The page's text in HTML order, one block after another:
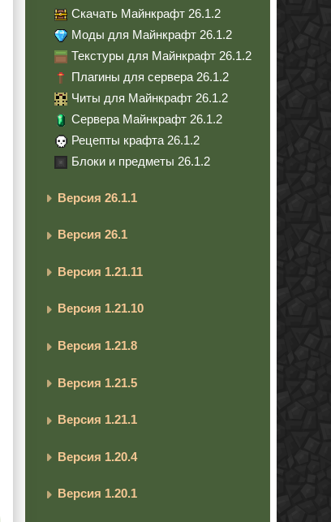
Скачать Майнкрафт 26.1.2
Моды для Майнкрафт 26.1.2
Текстуры для Майнкрафт 26.1.2
Плагины для сервера 26.1.2
Читы для Майнкрафт 26.1.2
Сервера Майнкрафт 26.1.2
Рецепты крафта 26.1.2
Блоки и предметы 26.1.2
Версия 26.1.1
Версия 26.1
Версия 1.21.11
Версия 1.21.10
Версия 1.21.8
Версия 1.21.5
Версия 1.21.1
Версия 1.20.4
Версия 1.20.1